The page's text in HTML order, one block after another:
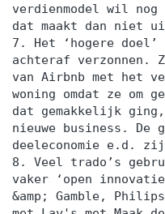
verdienmodel wil nog
dat maakt dan niet
7. Het ‘hogere
achteraf verzonnen.
van Airbnb met het
woning omdat ze om
dat gemakkelijk
nieuwe business. De
deeleconomie e.d.
8. Veel trado’s
vaker ‘open
&amp; Gamble,